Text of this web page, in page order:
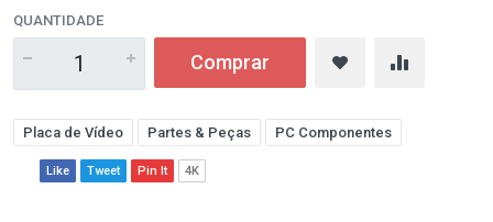
QUANTIDADE
Comprar
Placa de Vídeo Partes & Peças PC Componentes
Like Tweet Pin It 4K